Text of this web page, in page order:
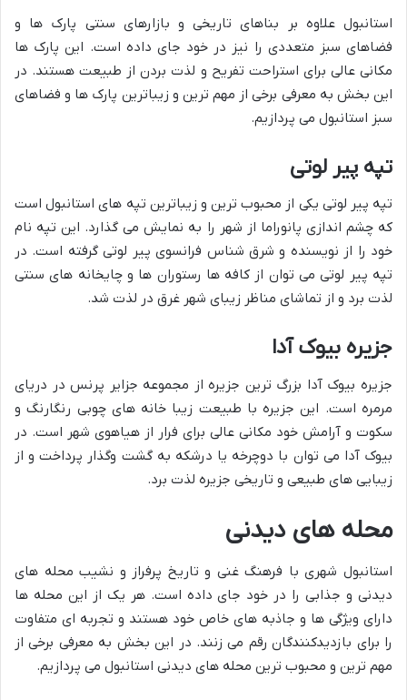
استانبول علاوه بر بناهای تاریخی و بازارهای سنتی پارک ها و
فضاهای سبز متعددی را نیز در خود جای داده است. این پارک ها
مکانی عالی برای استراحت تفریح و لذت بردن از طبیعت هستند. در
این بخش به معرفی برخی از مهم ترین و زیباترین پارک ها و فضاهای
سبز استانبول می پردازیم.
تپه پیر لوتی
تپه پیر لوتی یکی از محبوب ترین و زیباترین تپه های استانبول است
که چشم اندازی پانوراما از شهر را به نمایش می گذارد. این تپه نام
خود را از نویسنده و شرق شناس فرانسوی پیر لوتی گرفته است. در
تپه پیر لوتی می توان از کافه ها رستوران ها و چایخانه های سنتی
لذت برد و از تماشای مناظر زیبای شهر غرق در لذت شد.
جزیره بیوک آدا
جزیره بیوک آدا بزرگ ترین جزیره از مجموعه جزایر پرنس در دریای
مرمره است. این جزیره با طبیعت زیبا خانه های چوبی رنگارنگ و
سکوت و آرامش خود مکانی عالی برای فرار از هیاهوی شهر است. در
بیوک آدا می توان با دوچرخه یا درشکه به گشت وگذار پرداخت و از
زیبایی های طبیعی و تاریخی جزیره لذت برد.
محله های دیدنی
استانبول شهری با فرهنگ غنی و تاریخ پرفراز و نشیب محله های
دیدنی و جذابی را در خود جای داده است. هر یک از این محله ها
دارای ویژگی ها و جاذبه های خاص خود هستند و تجربه ای متفاوت
را برای بازدیدکنندگان رقم می زنند. در این بخش به معرفی برخی از
مهم ترین و محبوب ترین محله های دیدنی استانبول می پردازیم.